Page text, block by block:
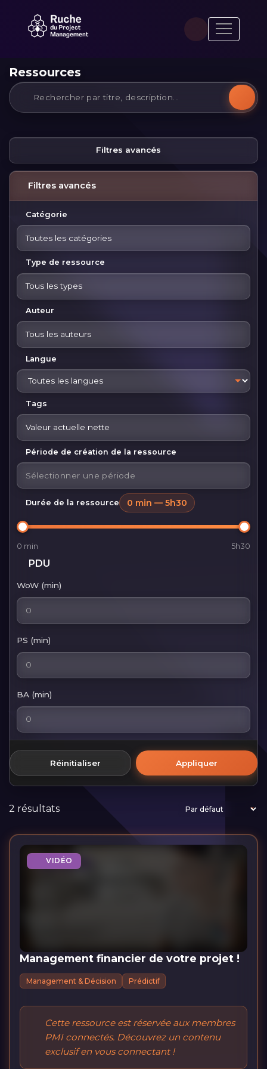
Ressources
Filtres avancés
Filtres avancés
Catégorie
Toutes les catégories
Type de ressource
Tous les types
Auteur
Tous les auteurs
Langue
Tags
Valeur actuelle nette
Période de création de la ressource
Durée de la ressource 0 min — 5h30
0 min 5h30
PDU
WoW (min)
PS (min)
BA (min)
Réinitialiser Appliquer
2 résultats
VIDÉO
Management financier de votre projet !
Management & Décision Prédictif
Cette ressource est réservée aux membres
PMI connectés. Découvrez un contenu
exclusif en vous connectant !